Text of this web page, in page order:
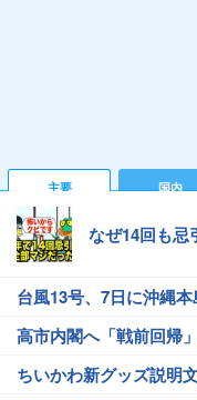
主要 国内
なぜ14回も忌
台風13号、7日に沖縄
高市内閣へ「戦前回帰
ちいかわ新グッズ説明